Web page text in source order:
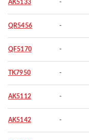
AK5133 -
QR5456 -
QF5170 -
TK7950 -
AK5112 -
AK5142 -